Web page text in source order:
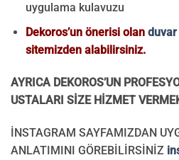
uygulama kulavuzu
Dekoros’un önerisi olan duvar
sitemizden alabilirsiniz.
AYRICA DEKOROS’UN
USTALARI SİZE HİZMET
İNSTAGRAM SAYFAMIZDAN
ANLATIMINI GÖREBİLİRSİNİZ